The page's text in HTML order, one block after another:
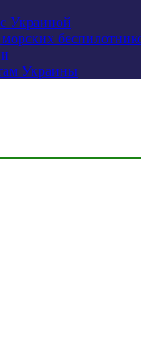
Украиной
Украины